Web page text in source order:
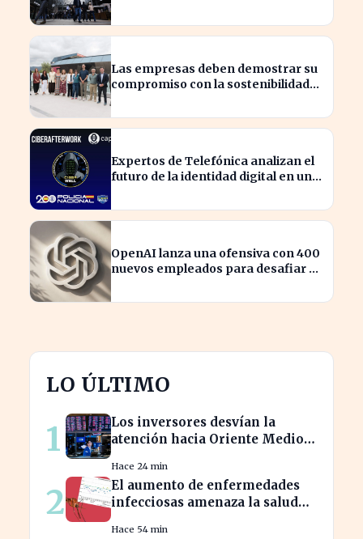
Las empresas deben demostrar su
compromiso con la sostenibilidad
Expertos de Telefónica analizan el
futuro de la identidad digital en un
OpenAI lanza una ofensiva con 400
nuevos empleados para desafiar a
LO ÚLTIMO
1
Los inversores desvían la
atención hacia Oriente Medio
desploma
Hace 24 min
2
El aumento de enfermedades
infecciosas amenaza la salud
Hace 54 min